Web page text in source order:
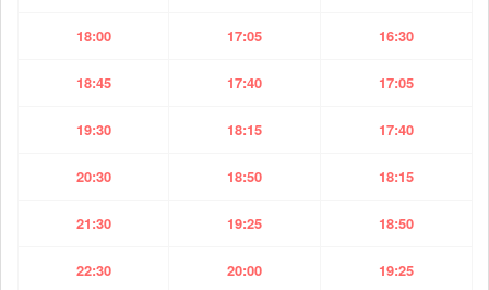
18:00 17:05 16:30
18:45 17:40 17:05
19:30 18:15 17:40
20:30 18:50 18:15
21:30 19:25 18:50
22:30 20:00 19:25